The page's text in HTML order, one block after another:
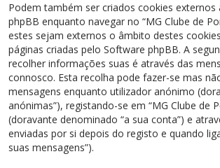
Podem também ser criados cookies
phpBB enquanto navegar no “MG Clube de
estes sejam externos o âmbito destes
páginas criadas pelo Software phpBB. A
recolher informações suas é através das
connosco. Esta recolha pode fazer-se mas
mensagens enquanto utilizador anónimo
anónimas”), registando-se em “MG Clube de
(doravante denominado “a sua conta”) e
enviadas por si depois do registo e quando
suas mensagens”).